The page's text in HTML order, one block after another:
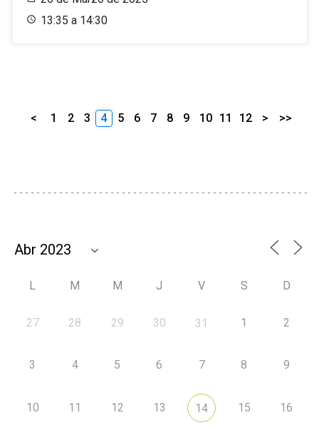
13:35 a 14:30
< 1 2 3 4 5 6 7 8 9 10 11 12 > >>
L M M J V S D
27 28 29 30 31 1 2
3 4 5 6 7 8 9
10 11 12 13 14 15 16